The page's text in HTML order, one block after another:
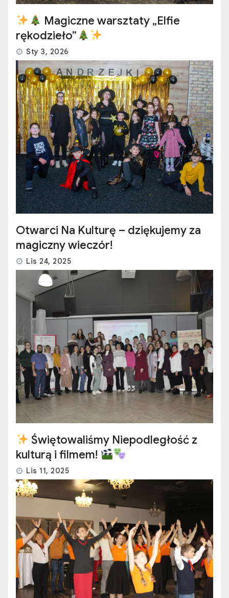
Magiczne warsztaty „Elfie
rękodzieło”
Sty 3, 2026
Otwarci Na Kulturę – dziękujemy za
magiczny wieczór!
Lis 24, 2025
Świętowaliśmy Niepodległość z
kulturą i filmem!
Lis 11, 2025